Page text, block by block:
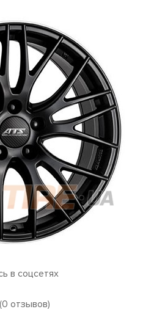
в соцсетях
отзывов)